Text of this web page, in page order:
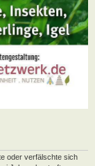
oder verfälschte sich